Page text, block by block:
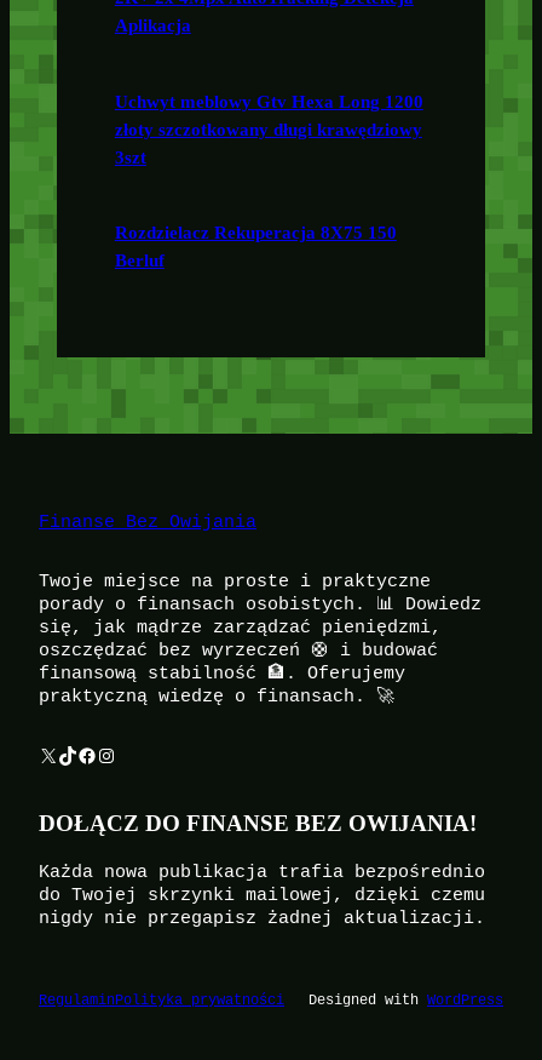
Aplikacja
Uchwyt meblowy Gtv Hexa Long 1200
złoty szczotkowany długi krawędziowy
3szt
Rozdzielacz Rekuperacja 8X75 150
Berluf
Finanse Bez Owijania
Twoje miejsce na proste i praktyczne
porady o finansach osobistych. 📊 Dowiedz
się, jak mądrze zarządzać pieniędzmi,
oszczędzać bez wyrzeczeń 🛟 i budować
finansową stabilność 🏦. Oferujemy
praktyczną wiedzę o finansach. 🚀
X TikTok Facebook Instagram
DOŁĄCZ DO FINANSE BEZ OWIJANIA!
Każda nowa publikacja trafia bezpośrednio
do Twojej skrzynki mailowej, dzięki czemu
nigdy nie przegapisz żadnej aktualizacji.
RegulaminPolityka prywatności Designed with WordPress